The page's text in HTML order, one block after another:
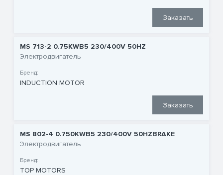
Заказать
MS 713-2 0.75KWB5 230/400V 50HZ
Электродвигатель
Бренд:
INDUCTION MOTOR
Заказать
MS 802-4 0.750KWB5 230/400V 50HZBRAKE
Электродвигатель
Бренд:
TOP MOTORS